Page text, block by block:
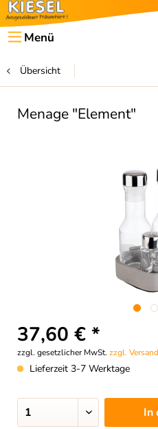
Menü
Übersicht
Menage "Element"
37,60 € *
zzgl. gesetzlicher MwSt. zzgl.
Lieferzeit 3-7 Werktage
In